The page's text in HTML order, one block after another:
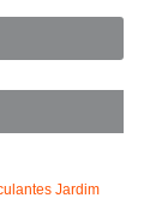
Jardim